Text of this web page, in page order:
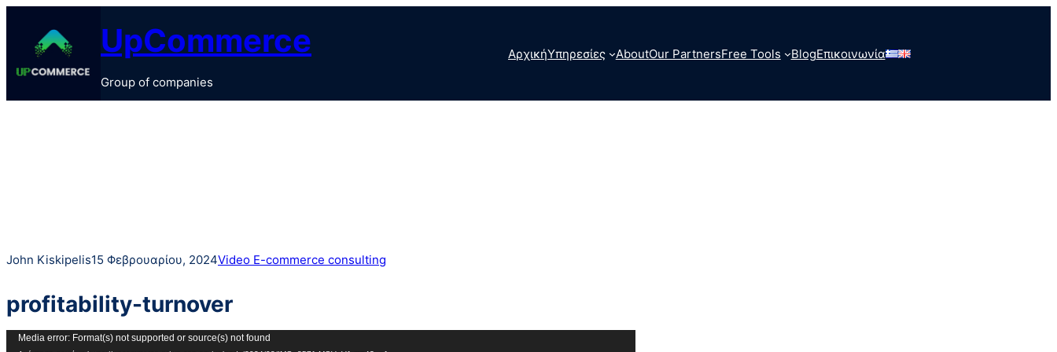
περιεχόμενο
UpCommerce
Group of companies
ΑρχικήΥπηρεσίες AboutOur PartnersFree Tools BlogΕπικοινωνία
John Kiskipelis15 Φεβρουαρίου, 2024Video E-commerce consulting
profitability-turnover
Πρόγραμμα
Media error: Format(s) not supported or source(s) not found